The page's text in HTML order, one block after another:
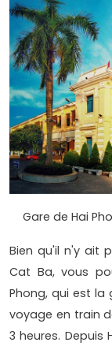
Gare de Hai
Bien qu'il n'y ait
Cat Ba, vous
Phong, qui est la
voyage en train
3 heures. Depuis